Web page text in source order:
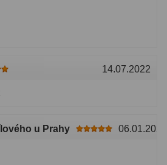
14.07.2022
u Prahy 06.01.2020